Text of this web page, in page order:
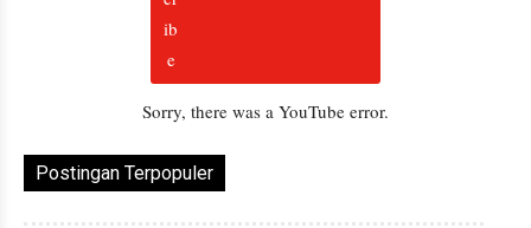
Sorry, there was a YouTube error.
Postingan Terpopuler